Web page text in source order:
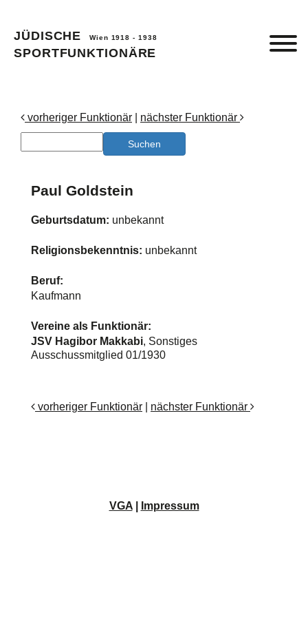
JÜDISCHE Wien 1918 - 1938
SPORTFUNKTIONÄRE
vorheriger Funktionär nächster Funktionär
Paul Goldstein
Geburtsdatum: unbekannt
Religionsbekenntnis: unbekannt
Beruf:
Kaufmann
Vereine als Funktionär:
JSV Hagibor Makkabi, Sonstiges
Ausschussmitglied 01/1930
vorheriger Funktionär nächster Funktionär
VGA| Impressum